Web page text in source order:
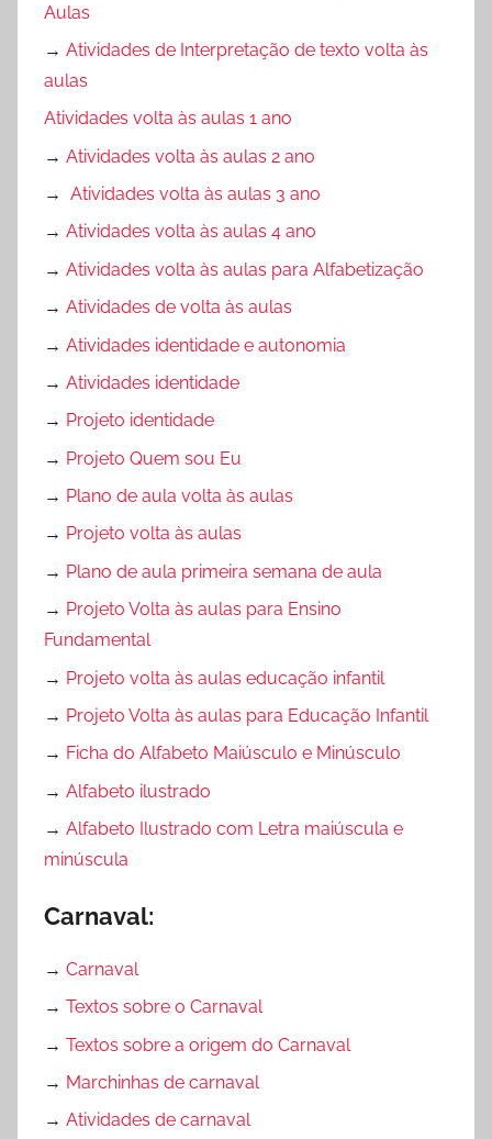
Aulas
→ Atividades de Interpretação de texto volta às
aulas
Atividades volta às aulas 1 ano
→ Atividades volta às aulas 2 ano
→ Atividades volta às aulas 3 ano
→ Atividades volta às aulas 4 ano
→ Atividades volta às aulas para Alfabetização
→ Atividades de volta às aulas
→ Atividades identidade e autonomia
→ Atividades identidade
→ Projeto identidade
→ Projeto Quem sou Eu
→ Plano de aula volta às aulas
→ Projeto volta às aulas
→ Plano de aula primeira semana de aula
→ Projeto Volta às aulas para Ensino
Fundamental
→ Projeto volta às aulas educação infantil
→ Projeto Volta às aulas para Educação Infantil
→ Ficha do Alfabeto Maiúsculo e Minúsculo
→ Alfabeto ilustrado
→ Alfabeto Ilustrado com Letra maiúscula e
minúscula
Carnaval:
→ Carnaval
→ Textos sobre o Carnaval
→ Textos sobre a origem do Carnaval
→ Marchinhas de carnaval
→ Atividades de carnaval